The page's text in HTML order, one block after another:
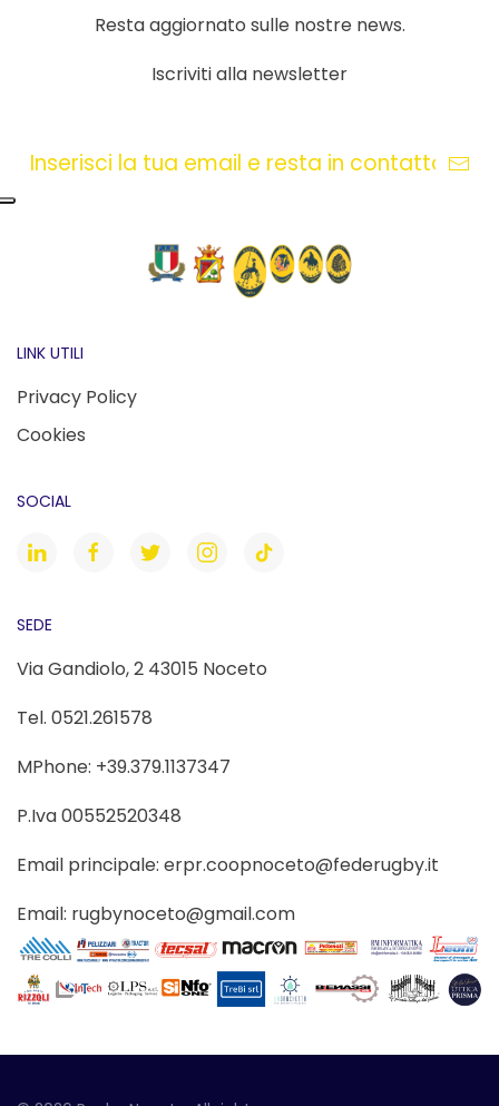
Resta aggiornato sulle nostre news.
Iscriviti alla newsletter
LINK UTILI
Privacy Policy
Cookies
SOCIAL
SEDE
Via Gandiolo, 2 43015 Noceto
Tel. 0521.261578
MPhone: +39.379.1137347
P.Iva 00552520348
Email principale: erpr.coopnoceto@federugby.it
Email: rugbynoceto@gmail.com